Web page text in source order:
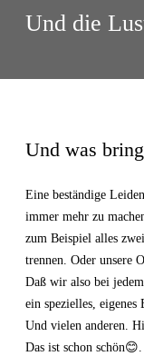
Und die
Und was
Eine beständige
immer mehr zu
zum Beispiel alles
trennen. Oder unsere
Daß wir also bei
ein spezielles, eigenes
Und vielen anderen.
Das ist schon schön😊.